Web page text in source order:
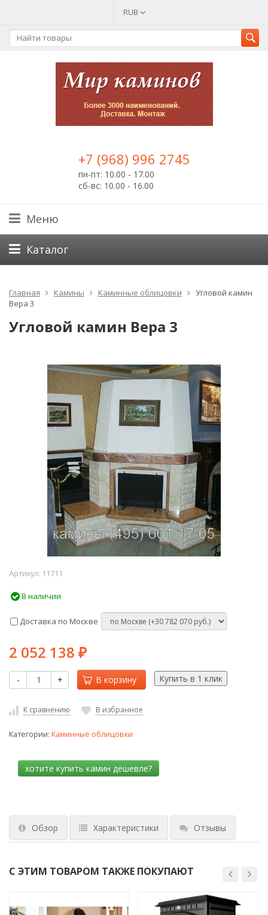
RUB
+7 (968) 996 2745
пн-пт: 10.00 - 17.00
сб-вс: 10.00 - 16.00
Меню
Каталог
Главная Камины Каминные облицовки
Угловой камин
Вера 3
Угловой камин Вера 3
Артикул: 11711
В наличии
Доставка по Москве
2 052 138 ₽
- + В корзину
К сравнению В избранное
Категории: Каминные облицовки
Обзор Характеристики Отзывы
С ЭТИМ ТОВАРОМ ТАКЖЕ ПОКУПАЮТ